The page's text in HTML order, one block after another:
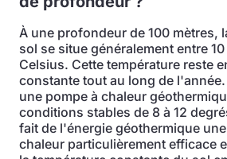
À une profondeur de 100 mètres,
sol se situe généralement entre
Celsius. Cette température reste
constante tout au long de
une pompe à chaleur
conditions stables de 8 à 12
fait de l'énergie géothermique
chaleur particulièrement efficace